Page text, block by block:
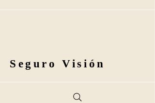
Seguro Visión